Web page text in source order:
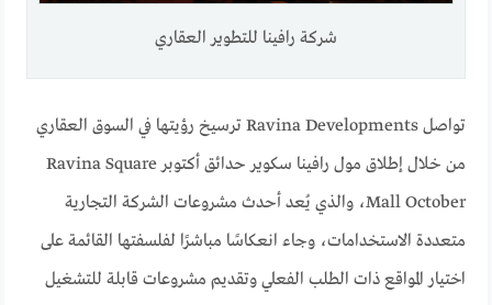
شركة رافينا للتطوير العقاري
تواصل Ravina Developments ترسيخ رؤيتها في السوق العقاري
من خلال إطلاق مول رافينا سكوير حدائق أكتوبر Ravina Square
Mall October، والذي يُعد أحدث مشروعات الشركة التجارية
متعددة الاستخدامات، وجاء انعكاسًا مباشرًا لفلسفتها القائمة على
اختيار المواقع ذات الطلب الفعلي وتقديم مشروعات قابلة للتشغيل